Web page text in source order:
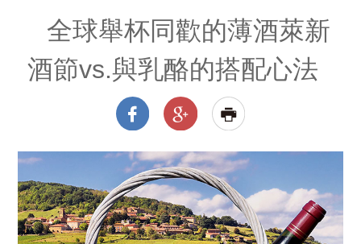
全球舉杯同歡的薄酒萊新
酒節vs.與乳酪的搭配心法